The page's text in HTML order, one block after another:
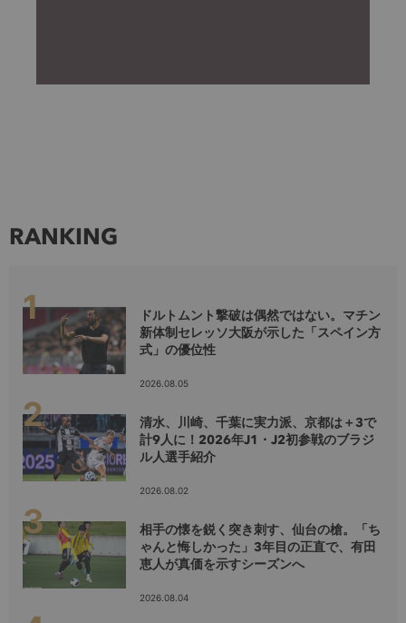
RANKING
ドルトムント撃破は偶然ではない。マチン
新体制セレッソ大阪が示した「スペイン方
式」の優位性
2026.08.05
清水、川崎、千葉に実力派、京都は＋3で
計9人に！2026年J1・J2初参戦のブラジ
ル人選手紹介
2026.08.02
相手の懐を鋭く突き刺す、仙台の槍。「ち
ゃんと悔しかった」3年目の正直で、有田
恵人が真価を示すシーズンへ
2026.08.04